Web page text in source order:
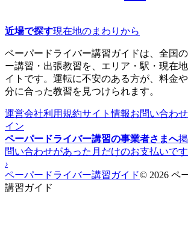
近場で探す現在地のまわりから
ペーパードライバー講習ガイドは、全国
ー講習・出張教習を、エリア・駅・現在
イトです。運転に不安のある方が、料金
分に合った教習を見つけられます。
運営会社利用規約サイト情報お問い合わせ
イン
ペーパードライバー講習の事業者さまへ
問い合わせがあった月だけのお支払いです
›
ペーパードライバー講習ガイド© 2026 ペ
講習ガイド